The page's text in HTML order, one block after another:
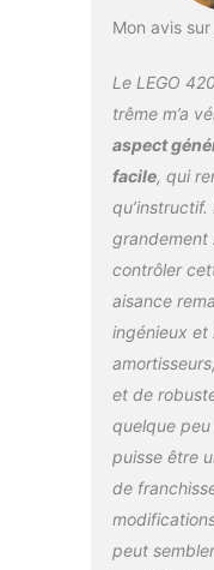
(BLE)
de
Google
parents
se
nombre
LEGO
pensée
Mon avis
Le LEGO
trême m’a
aspect
facile, qui
grandement
contrôler
aisance
ingénieux et
et de
quelque peu
puisse être
de
peut